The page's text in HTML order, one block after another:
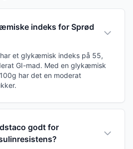
indeks for Sprød
et glykæmisk indeks på 55,
GI-mad. Med en glykæmisk
har det en moderat
godt for